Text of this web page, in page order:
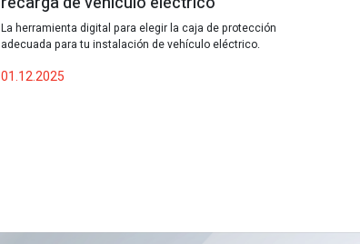
La herramienta digital para elegir la caja de protección
adecuada para tu instalación de vehículo eléctrico.
01.12.2025